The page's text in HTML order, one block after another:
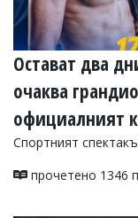
тях!
Ако
откриете
обиден
за
вас
коментар,
моля
сигнализирайте
Остават два
очаква
официалният
Спортният
прочетено 1346